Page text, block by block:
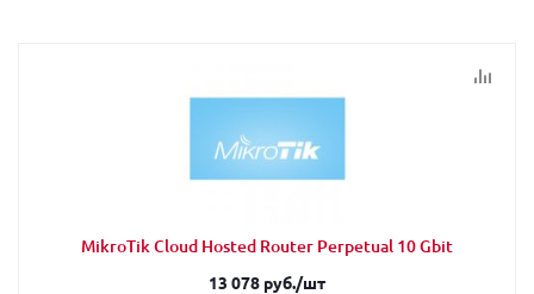
MikroTik Cloud Hosted Router Perpetual 10 Gbit
13 078 руб./шт